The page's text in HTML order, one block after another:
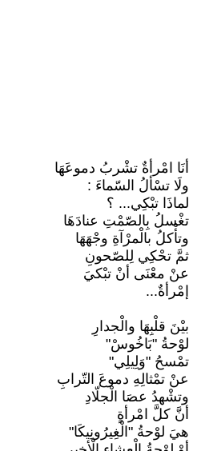
أنَا امْرأةٌ تشْربُ دموعَهَا
ولَا تسْألُ السّماءَ :
لماذَا تبْكِي... ؟
تغْسلُ بِالصّمْتِ عنادَهَا
وتأْكلُ بالْمرْآةِ وجْهَهَا
ثمَّ تحْكِي لِلصّحونِ
عنْ معْنَى أنْ تبْكيَ
إمْرأةٌ...
بيْنَ قلْبِهَا والْجدارِ
لوْحةُ "بَاخُوسْ"
تمْسحُ "وَلِيلِي"
عنْ تمْثالِهِ دموعَ التّرابِ
وتشْهدُ عصَا الْجلّادِ
أنَّ كلَّ امْرأةٍ
هيَ لوْحةُ "الْغِيرُونِيكَا"